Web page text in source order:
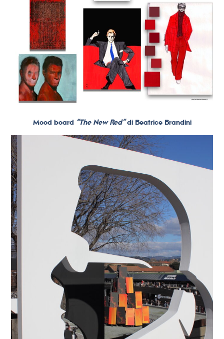
Mood board “The New Red”di Beatrice Brandini